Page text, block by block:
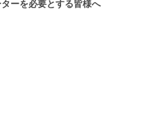
ーを必要とする皆様へ